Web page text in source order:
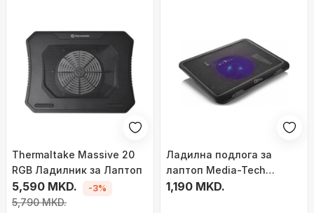
Thermaltake Massive 20
RGB Ладилник за Лаптоп
5,590 MKD.
5,790 MKD.
-3%
Ладилна подлога за
лаптоп Media-Tech
MT2660, вентилатор со
1,190 MKD.